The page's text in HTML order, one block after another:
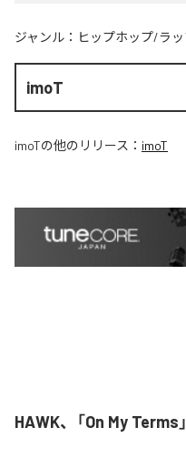
ジャンル： ヒップホップ/ラ
imoT
imoTの他のリリース： imoT
HAWK、「On My Terms